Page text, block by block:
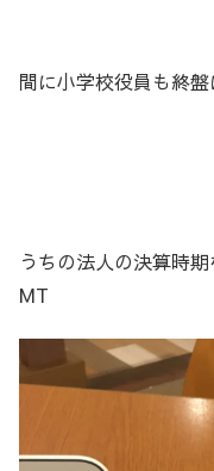
間に小学校役員も終盤
うちの法人の決算時
MT